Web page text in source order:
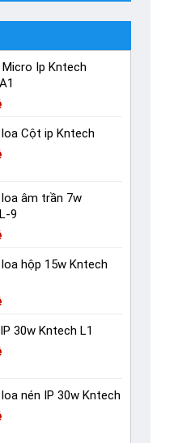
Ip Kntech
Cột ip Kntech
âm trần 7w
9
hộp 15w Kntech
30w Kntech L1
nén IP 30w Kntech